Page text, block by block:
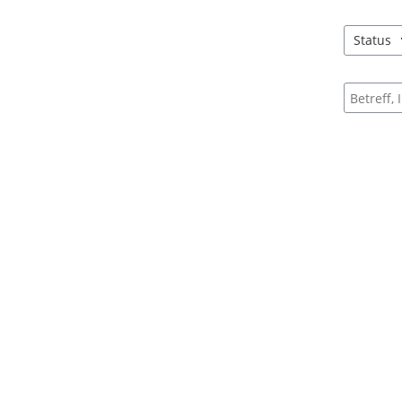
Status
Suche